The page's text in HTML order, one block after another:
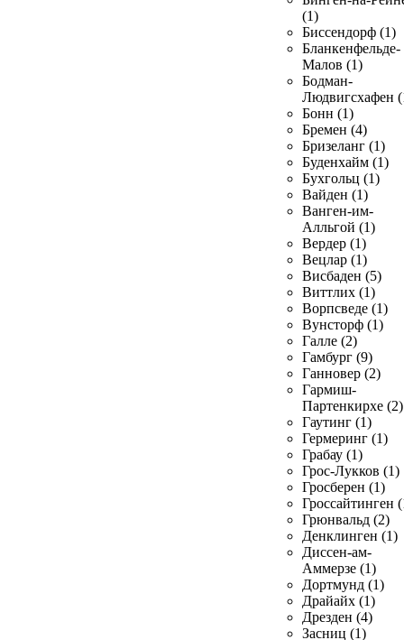
(1)
Биссендорф (1)
Бланкенфельде-
Малов (1)
Бодман-
Людвигсхафен
Бонн (1)
Бремен (4)
Бризеланг (1)
Буденхайм (1)
Бухгольц (1)
Вайден (1)
Ванген-им-
Алльгой (1)
Вердер (1)
Вецлар (1)
Висбаден (5)
Виттлих (1)
Ворпсведе (1)
Вунсторф (1)
Галле (2)
Гамбург (9)
Ганновер (2)
Гармиш-
Партенкирхе (2)
Гаутинг (1)
Гермеринг (1)
Грабау (1)
Грос-Лукков (1)
Гросберен (1)
Гроссайтинген
Грюнвальд (2)
Денклинген (1)
Диссен-ам-
Аммерзе (1)
Дортмунд (1)
Драйайх (1)
Дрезден (4)
Засниц (1)